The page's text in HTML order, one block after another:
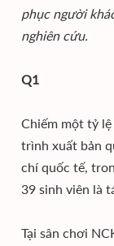
phục người
nghiên cứu.
Q1
Chiếm một tỷ
trình xuất bản
chí quốc tế,
39 sinh viên là
Tại sân chơi